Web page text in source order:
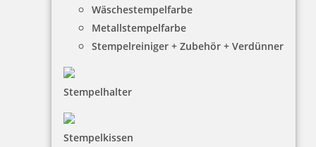
Wäschestempelfarbe
Metallstempelfarbe
Stempelreiniger + Zubehör + Verdünner
Stempelhalter
Stempelkissen
Printy 4924 Tauchstempel 15 Taucherstempel Motiv Krake
33,70 €
Jetzt gestalten